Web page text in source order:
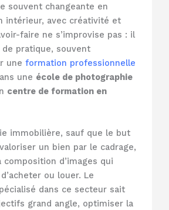
souvent changeante en
intérieur, avec créativité et
faire ne s’improvise pas : il
de pratique, souvent
uneformation professionnelle
une école de photographie
centre de formation en
immobilière, sauf que le but
un bien par le cadrage,
d’images qui
ou louer. Le
dans ce secteur sait
grand angle, optimiser la